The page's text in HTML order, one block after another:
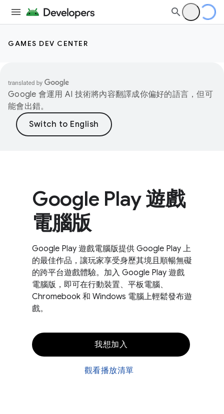
GAMES DEV CENTER
Google 會運用 AI 技術將內容翻譯成你偏好的語言，但可
能會出錯。
Google Play 遊戲
電腦版
Google Play 遊戲電腦版提供 Google Play 上
的最佳作品，讓玩家享受身歷其境且順暢無礙
的跨平台遊戲體驗。加入 Google Play 遊戲
電腦版，即可在行動裝置、平板電腦、
Chromebook 和 Windows 電腦上輕鬆發布遊
戲。
我想加入
觀看播放清單